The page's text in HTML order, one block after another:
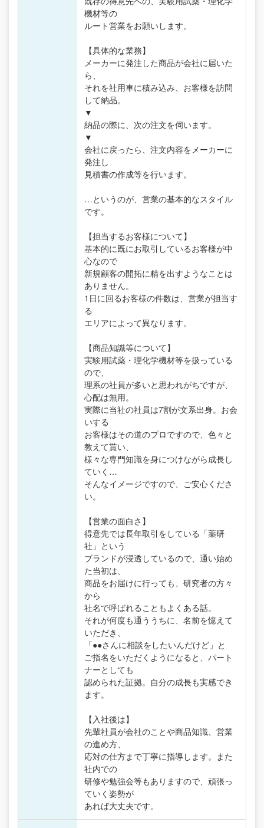
機材等の
ルート営業をお願いします。
【具体的な業務】
メーカーに発注した商品が会社に届いた
ら、
それを社用車に積み込み、お客様を訪問
して納品。
▼
納品の際に、次の注文を伺います。
▼
会社に戻ったら、注文内容をメーカーに
発注し
見積書の作成等を行います。
…というのが、営業の基本的なスタイル
です。
【担当するお客様について】
基本的に既にお取引しているお客様が中
心なので
新規顧客の開拓に精を出すようなことは
ありません。
1日に回るお客様の件数は、営業が担当す
る
エリアによって異なります。
【商品知識等について】
実験用試薬・理化学機材等を扱っている
ので、
理系の社員が多いと思われがちですが、
心配は無用。
実際に当社の社員は7割が文系出身。お会
いする
お客様はその道のプロですので、色々と
教えて貰い、
様々な専門知識を身につけながら成長し
ていく…
そんなイメージですので、ご安心くださ
い。
【営業の面白さ】
得意先では長年取引をしている「薬研
社」という
ブランドが浸透しているので、通い始め
た当初は、
商品をお届けに行っても、研究者の方々
から
社名で呼ばれることもよくある話。
それが何度も通ううちに、名前を憶えて
いただき、
「●●さんに相談をしたいんだけど」と
ご指名をいただくようになると、パート
ナーとしても
認められた証拠。自分の成長も実感でき
ます。
【入社後は】
先輩社員が会社のことや商品知識、営業
の進め方、
応対の仕方まで丁寧に指導します。また
社内での
研修や勉強会等もありますので、頑張っ
ていく姿勢が
あれば大丈夫です。